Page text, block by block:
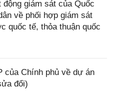
động giám sát của Quốc
về phối hợp giám sát
quốc tế, thỏa thuận quốc
của Chính phủ về dự án
đổi)